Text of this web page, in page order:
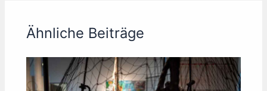
Ähnliche Beiträge